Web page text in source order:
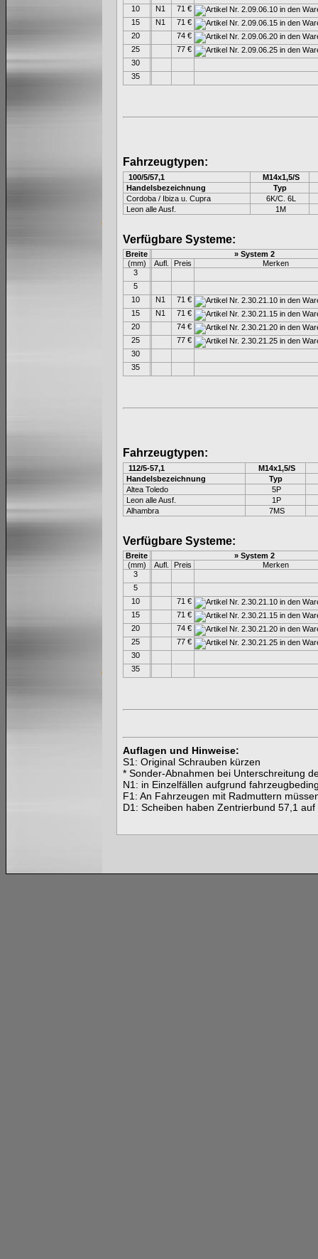
10
N1
71 €
15
N1
71 €
20
74 €
25
77 €
30
35
Fahrzeugtypen:
100/5/57,1
M14x1,5/S
Handelsbezeichnung
Typ
Cordoba / Ibiza u. Cupra
6K/C. 6L
Leon alle Ausf.
1M
Verfügbare Systeme:
Breite
» System 2
(mm)
Aufl. Preis
Merken
3
5
10
N1
71 €
15
N1
71 €
20
74 €
25
77 €
30
35
Fahrzeugtypen:
112/5-57,1
M14x1,5/S
Handelsbezeichnung
Typ
Altea Toledo
5P
Leon alle Ausf.
1P
Alhambra
7MS
Verfügbare Systeme:
Breite
» System 2
(mm)
Aufl. Preis
Merken
3
5
10
71 €
15
71 €
20
74 €
25
77 €
30
35
Auflagen und Hinweise:
S1: Original Schrauben kürzen
* Sonder-Abnahmen bei Unterschreitung
N1: in Einzelfällen aufgrund
F1: An Fahrzeugen mit Radmuttern
D1: Scheiben haben Zentrierbund 57,1 auf